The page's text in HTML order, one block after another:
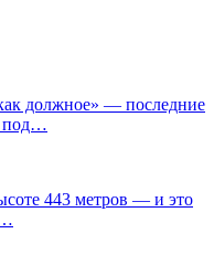
должное» — последние
под…
443 метров — и это